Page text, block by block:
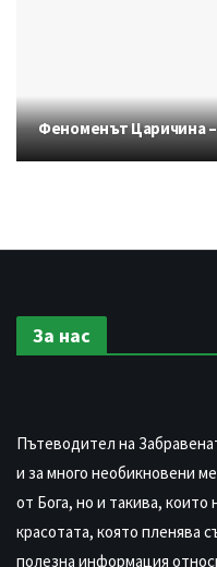
Феноменът Царичина
За нас
Пътеводител на
и за много необикновени
от Бога, но и такива, които
красотата, която пленява
полезна информация